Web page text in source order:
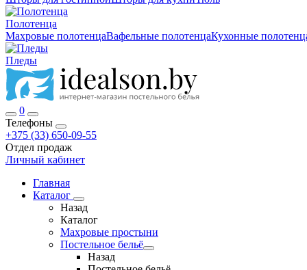
Полотенца
Махровые полотенцаВафельные полотенцаКухонные
Пледы
0
Телефоны
+375 (33) 650-09-55
Отдел продаж
Личный кабинет
Главная
Каталог
Назад
Каталог
Махровые простыни
Постельное бельё
Назад